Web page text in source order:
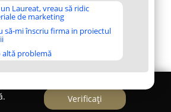
Laureat, vreau să ridic
de marketing
să-mi înscriu firma in proiectul
altă problemă
Verificați